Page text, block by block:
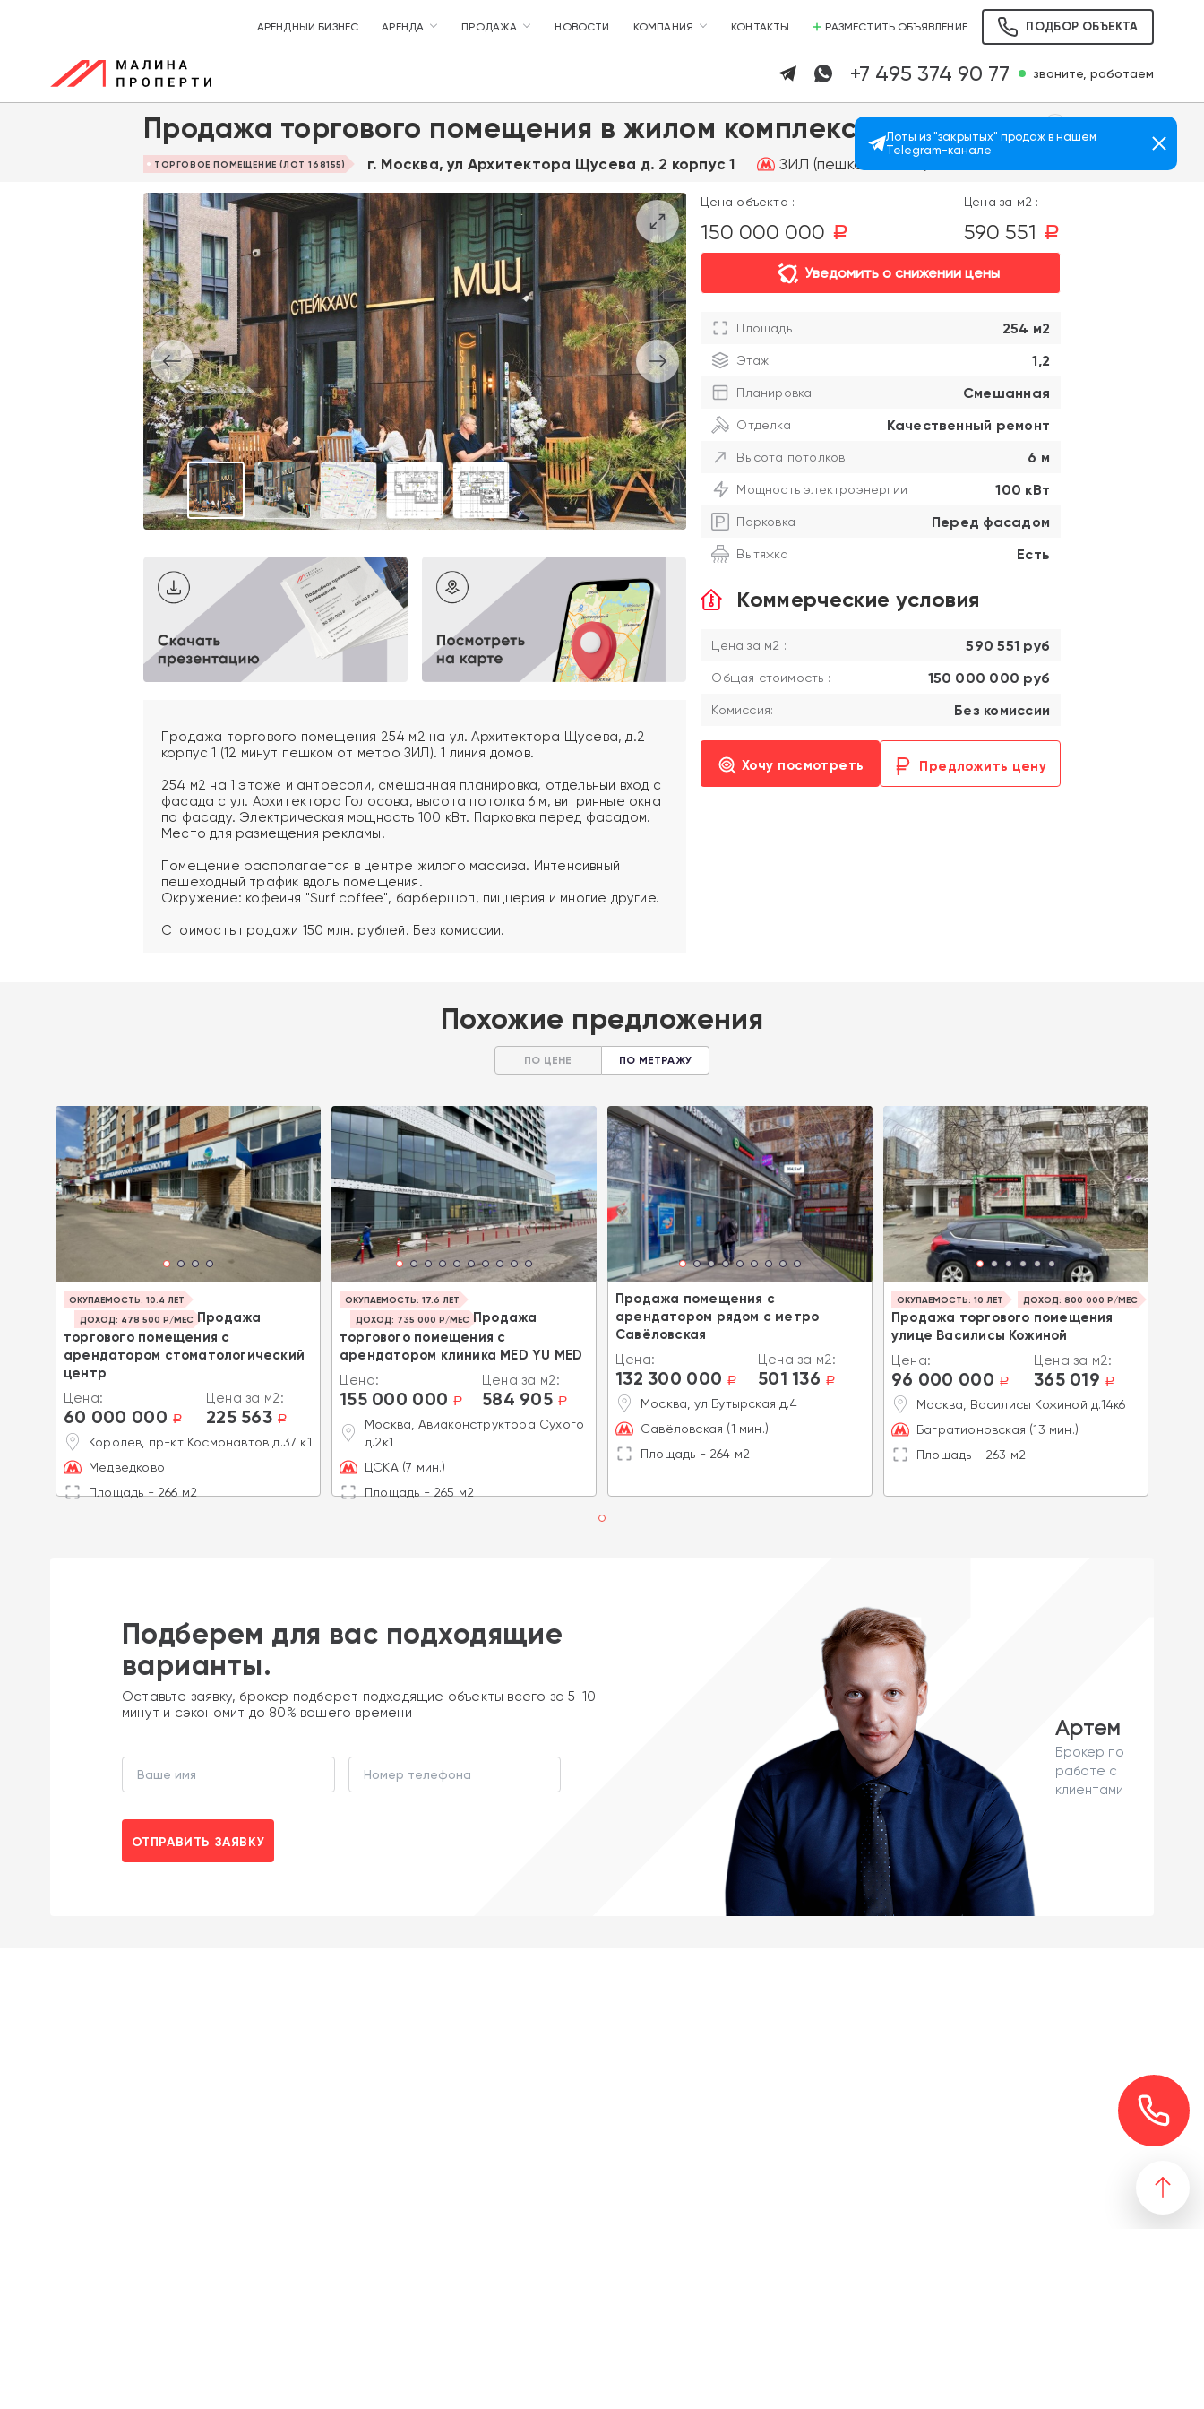
АРЕНДНЫЙ БИЗНЕС АРЕНДА ПРОДАЖА НОВОСТИ КОМПАНИЯ КОНТАКТЫ РАЗМЕСТИТЬ ОБЪЯВЛЕНИЕ ПОДБОР ОБЪЕКТА
+7 495 374 90 77 звоните, работаем
Продажа торгового помещения в жилом комплексе Зиларт
ТОРГОВОЕ ПОМЕЩЕНИЕ (ЛОТ 168155) г. Москва, ул Архитектора Щусева д. 2 корпус 1 ЗИЛ (пешком 12 мин.)
Продажа торгового помещения 254 м2 на ул. Архитектора Щусева, д.2
корпус 1 (12 минут пешком от метро ЗИЛ). 1 линия домов.
254 м2 на 1 этаже и антресоли, смешанная планировка, отдельный вход с
фасада с ул. Архитектора Голосова, высота потолка 6 м, витринные окна
по фасаду. Электрическая мощность 100 кВт. Парковка перед фасадом.
Место для размещения рекламы.
Помещение располагается в центре жилого массива. Интенсивный
пешеходный трафик вдоль помещения.
Окружение: кофейня "Surf coffee", барбершоп, пиццерия и многие другие.
Стоимость продажи 150 млн. рублей. Без комиссии.
Цена объекта :
150 000 000 a
Цена за м2 :
590 551 a
Уведомить о снижении цены
Площадь 254 м2
Этаж 1,2
Планировка Смешанная
Отделка Качественный ремонт
Высота потолков 6 м
Мощность электроэнергии 100 кВт
Парковка Перед фасадом
Вытяжка Есть
Коммерческие условия
Цена за м2 : 590 551 руб
Общая стоимость : 150 000 000 руб
Комиссия: Без комиссии
Хочу посмотреть Предложить цену
Похожие предложения
ПО ЦЕНЕ ПО МЕТРАЖУ
ОКУПАЕМОСТЬ: 10.4 ЛЕТ
ДОХОД: 478 500 Р/МЕС Продажа
торгового помещения с
арендатором стоматологический
центр
Цена:
60 000 000 a
Цена за м2:
225 563 a
Королев, пр-кт Космонавтов д.37 к1
Медведково
Площадь - 266 м2
ОКУПАЕМОСТЬ: 17.6 ЛЕТ
ДОХОД: 735 000 Р/МЕС Продажа
торгового помещения с
арендатором клиника MED YU MED
Цена:
155 000 000 a
Цена за м2:
584 905 a
Москва, Авиаконструктора Сухого
д.2к1
ЦСКА (7 мин.)
Площадь - 265 м2
Продажа помещения с
арендатором рядом с метро
Савёловская
Цена:
132 300 000 a
Цена за м2:
501 136 a
Москва, ул Бутырская д.4
Савёловская (1 мин.)
Площадь - 264 м2
ОКУПАЕМОСТЬ: 10 ЛЕТ ДОХОД: 800 000 Р/МЕС
Продажа торгового помещения
улице Василисы Кожиной
Цена:
96 000 000 a
Цена за м2:
365 019 a
Москва, Василисы Кожиной д.14к6
Багратионовская (13 мин.)
Площадь - 263 м2
Подберем для вас подходящие
варианты.
Оставьте заявку, брокер подберет подходящие объекты всего за 5-10
минут и сэкономит до 80% вашего времени
ОТПРАВИТЬ ЗАЯВКУ
Артем
Брокер по
работе с
клиентами
Лоты из "закрытых" продаж в нашем
Telegram-канале